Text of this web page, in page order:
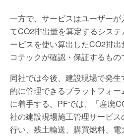
一方で、サービスはユーザー
てCO2排出量を算定するシス
ービスを使い算出したCO2排
コテックが確認・保証するもの
同社では今後、建設現場で発
的に管理できるプラットフォ
に着手する。PFでは、「産廃
社の建設現場施工管理サービ
行い、残土輸送、購買燃料、